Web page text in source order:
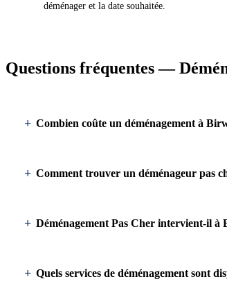
déménager et la date souhaitée.
Questions fréquentes —
Combien coûte un déménagement à
Comment trouver un déménageur pas
Déménagement Pas Cher intervient-il à
Quels services de déménagement sont